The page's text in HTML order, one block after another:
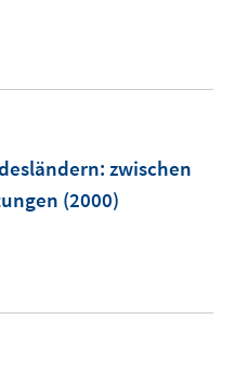
u
F
n
r
: zwischen
(2000)